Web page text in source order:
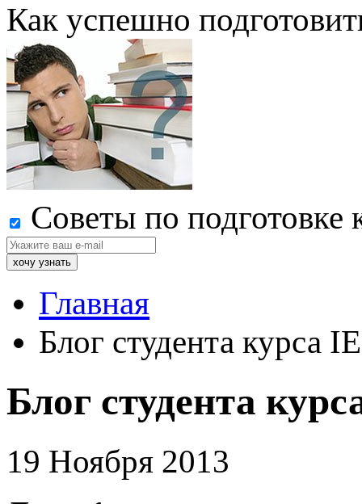
Как успешно
Советы по подготовке
Главная
Блог студента курса
Блог студента
19 Ноября 2013